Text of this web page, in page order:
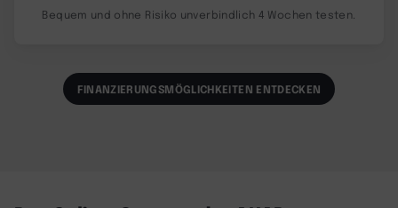
Bequem und ohne Risiko unverbindlich 4 Wochen testen.
FINANZIERUNGSMÖGLICHKEITEN ENTDECKEN